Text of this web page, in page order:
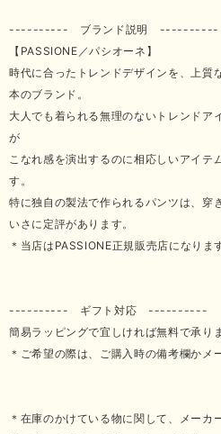
---------- ブランド説明 ----------
【PASSIONE／パシオーネ】
時代に合ったトレンドデザインを、上質
本のブランド。
大人でも着られる無理のないトレンドア
が
こなれ感を演出するのに相応しいアイテ
す。
特に独自の製法で作られるパンツは、穿
いさに定評があります。
＊当店はPASSIONE正規販売店になりま
---------- ギフト対応 ----------
簡易ラッピングで宜しければ無料で承り
＊ご希望の際は、ご購入時の備考欄かメ
＊在庫のかけている物に関して、メーカ